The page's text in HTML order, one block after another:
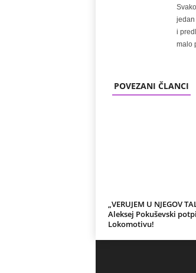
jedan
i
malo
POVEZANI ČLANCI
„VERUJEM U NJEGOV
Aleksej Pokuševski
Lokomotivu!